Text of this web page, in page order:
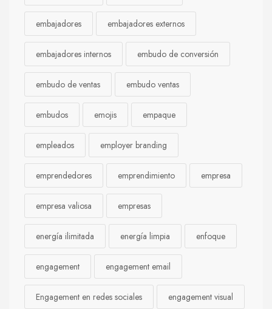
embajadores embajadores externos
embajadores internos embudo de conversión
embudo de ventas embudo ventas
embudos emojis empaque
empleados employer branding
emprendedores emprendimiento empresa
empresa valiosa empresas
energía ilimitada energía limpia enfoque
engagement engagement email
Engagement en redes sociales engagement visual